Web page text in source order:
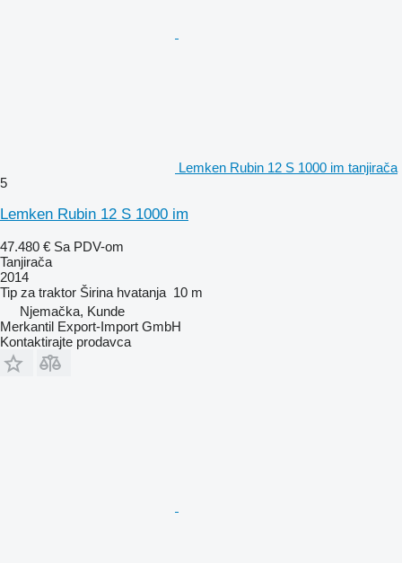
Lemken Rubin 12 S 1000 im tanjirača
5
Lemken Rubin 12 S 1000 im
47.480 € Sa PDV-om
Tanjirača
2014
Tip za traktor Širina hvatanja 10 m
Njemačka, Kunde
Merkantil Export-Import GmbH
Kontaktirajte prodavca